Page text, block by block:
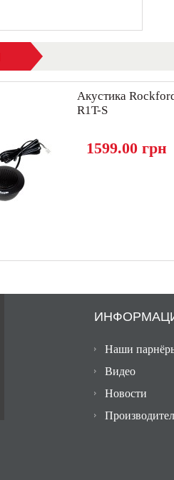
Акустика
R1T-S
1599.00 грн
Наши
Видео
Новости